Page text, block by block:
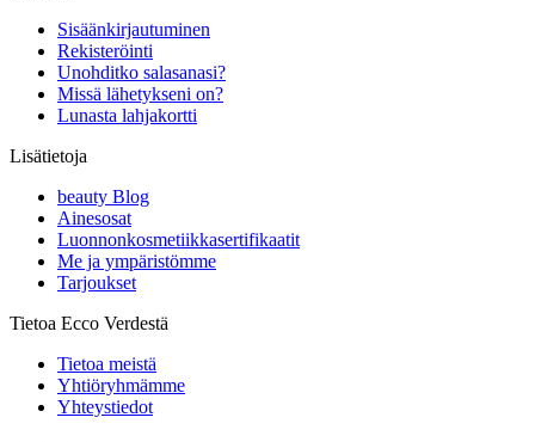
Sisäänkirjautuminen
Rekisteröinti
Unohditko salasanasi?
Missä lähetykseni on?
Lunasta lahjakortti
Lisätietoja
beauty Blog
Ainesosat
Luonnonkosmetiikkasertifikaatit
Me ja ympäristömme
Tarjoukset
Tietoa Ecco Verdestä
Tietoa meistä
Yhtiöryhmämme
Yhteystiedot